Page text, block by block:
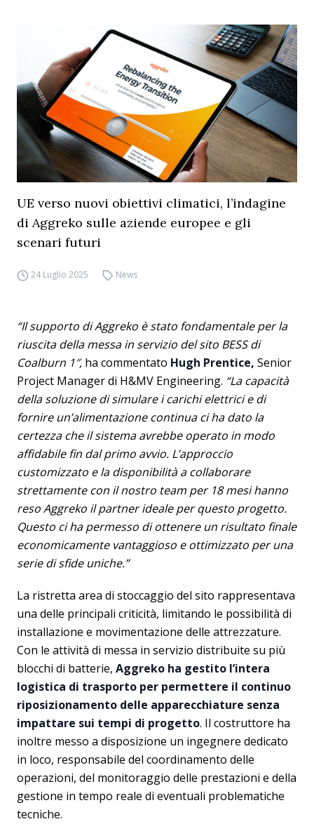
UE verso nuovi obiettivi climatici, l’indagine
di Aggreko sulle aziende europee e gli
scenari futuri
24 Luglio 2025 News
“Il supporto di Aggreko è stato fondamentale per la
riuscita della messa in servizio del sito BESS di
Coalburn 1″, ha commentato Hugh Prentice, Senior
Project Manager di H&MV Engineering. “La capacità
della soluzione di simulare i carichi elettrici e di
fornire un’alimentazione continua ci ha dato la
certezza che il sistema avrebbe operato in modo
affidabile fin dal primo avvio. L’approccio
customizzato e la disponibilità a collaborare
strettamente con il nostro team per 18 mesi hanno
reso Aggreko il partner ideale per questo progetto.
Questo ci ha permesso di ottenere un risultato finale
economicamente vantaggioso e ottimizzato per una
serie di sfide uniche.”
La ristretta area di stoccaggio del sito rappresentava
una delle principali criticità, limitando le possibilità di
installazione e movimentazione delle attrezzature.
Con le attività di messa in servizio distribuite su più
blocchi di batterie, Aggreko ha gestito l’intera
logistica di trasporto per permettere il continuo
riposizionamento delle apparecchiature senza
impattare sui tempi di progetto. Il costruttore ha
inoltre messo a disposizione un ingegnere dedicato
in loco, responsabile del coordinamento delle
operazioni, del monitoraggio delle prestazioni e della
gestione in tempo reale di eventuali problematiche
tecniche.